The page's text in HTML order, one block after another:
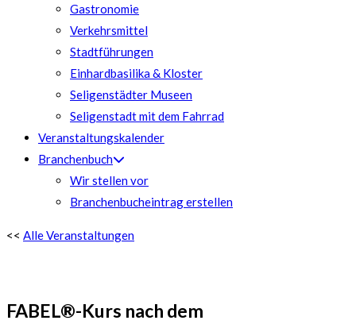
Gastronomie
Verkehrsmittel
Stadtführungen
Einhardbasilika & Kloster
Seligenstädter Museen
Seligenstadt mit dem Fahrrad
Veranstaltungskalender
Branchenbuch
Wir stellen vor
Branchenbucheintrag erstellen
<< Alle Veranstaltungen
FABEL®-Kurs nach dem